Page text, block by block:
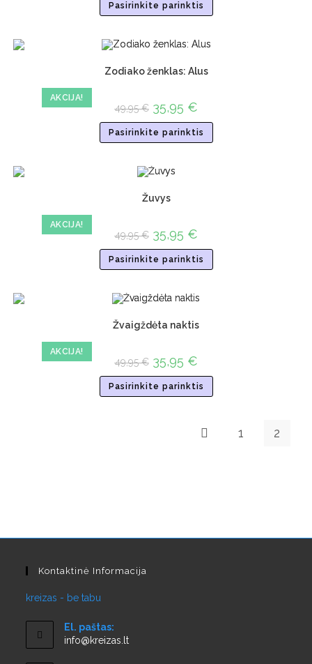
Pasirinkite parinktis
AKCIJA!
Zodiako ženklas: Alus
49,95€ 35,95 €
Pasirinkite parinktis
AKCIJA!
Žuvys
49,95€ 35,95 €
Pasirinkite parinktis
AKCIJA!
Žvaigždėta naktis
49,95€ 35,95 €
Pasirinkite parinktis
1 2
Kontaktinė Informacija
kreizas - be tabu
El. paštas:
info@kreizas.lt